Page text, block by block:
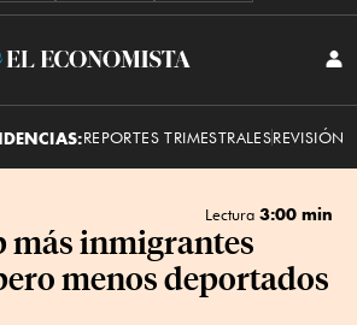
El
REPORTES TRIMESTRALESREVISIÓN
Lectura 3:00 min
más inmigrantes
menos deportados